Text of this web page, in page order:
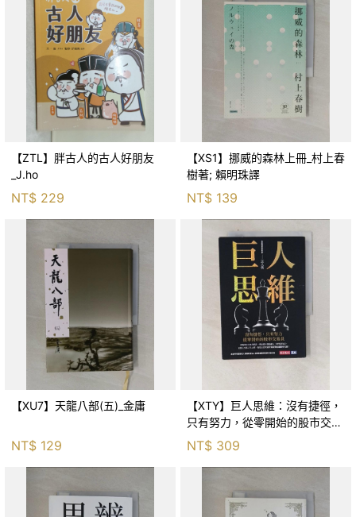
【ZTL】胖古人的古人好朋友
_J.ho
NT$ 229
【XS1】挪威的森林上冊_村上春
樹著; 賴明珠譯
NT$ 139
【XU7】天龍八部(五)_金庸
NT$ 129
【XTY】巨人思維：沒有捷徑，
只有努力，從零開始的股市交易
員_巨人傑
NT$ 309